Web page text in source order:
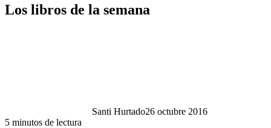
Los libros de la semana
Santi Hurtado26 octubre 2016
5 minutos de lectura